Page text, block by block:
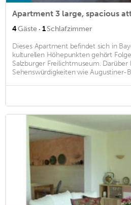
4Gäste · 1Schlafzimmer
Dieses Apartment befindet sich in
kulturellen Höhepunkten gehört
Salzburger Freilichtmuseum.
Sehenswürdigkeiten wie Augustiner-